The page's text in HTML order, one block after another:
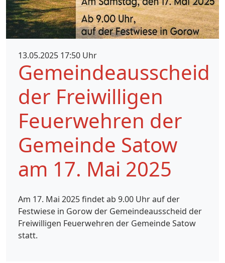
13.05.2025 17:50 Uhr
Gemeindeausscheid
der Freiwilligen
Feuerwehren der
Gemeinde Satow
am 17. Mai 2025
Am 17. Mai 2025 findet ab 9.00 Uhr auf der
Festwiese in Gorow der Gemeindeausscheid der
Freiwilligen Feuerwehren der Gemeinde Satow
statt.